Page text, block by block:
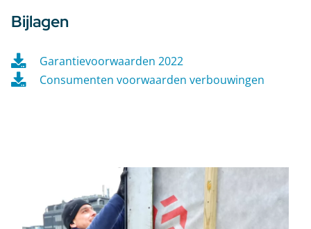
Bijlagen
Garantievoorwaarden 2022
Consumenten voorwaarden verbouwingen